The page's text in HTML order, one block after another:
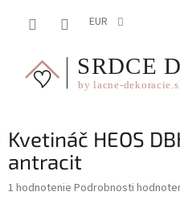
EUR
Kvetináč HEOS
antracit
Priemerné
1 hodnotenie Podrobnosti